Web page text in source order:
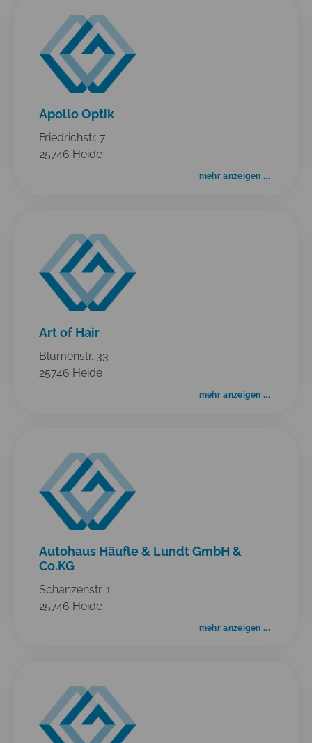
Apollo Optik
Friedrichstr. 7
25746 Heide
mehr anzeigen ...
Art of Hair
Blumenstr. 33
25746 Heide
mehr anzeigen ...
Autohaus Häufle & Lundt GmbH &
Co.KG
Schanzenstr. 1
25746 Heide
mehr anzeigen ...